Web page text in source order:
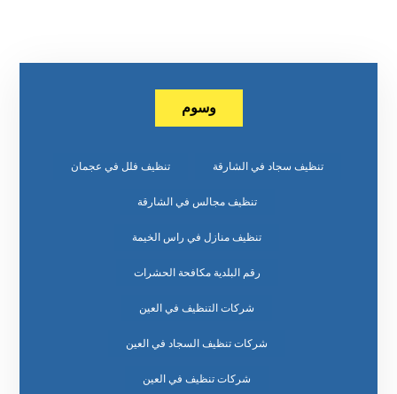
وسوم
تنظيف سجاد في الشارقة تنظيف فلل في عجمان
تنظيف مجالس في الشارقة
تنظيف منازل في راس الخيمة
رقم البلدية مكافحة الحشرات
شركات التنظيف في العين
شركات تنظيف السجاد في العين
شركات تنظيف في العين